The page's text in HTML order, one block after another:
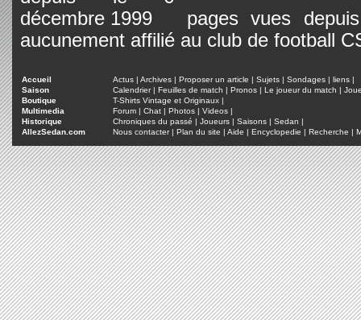
pages vues
aucunement affilié au club de football
Accueil Actus | Archives | Proposer un article | Sujets | Sondages | liens |
Saison
Calendrier| Feuilles de match | Pronos | Le joueur du match |
Boutique
T-Shirts Vintage et Originaux |
Multimedia
Forum | Chat | Photos | Videos |
Historique
Chroniques du passé | Joueurs | Saisons | Sedan |
AllezSedan.com
Nous contacter| Plan du site | Aide | Encyclopedie | Recherche |